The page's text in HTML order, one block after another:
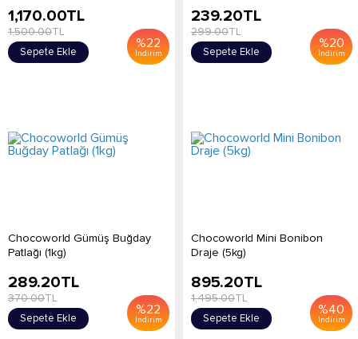
%22
İndirim
1,170.00TL
1,500.00TL
Sepete Ekle
%20
İndirim
239.20TL
299.00TL
Sepete Ekle
Chocoworld Gümüş Buğday
Patlağı (1kg)
%22
İndirim
289.20TL
370.00TL
Sepete Ekle
Chocoworld Mini Bonibon
Draje (5kg)
%40
İndirim
895.20TL
1,495.00TL
Sepete Ekle